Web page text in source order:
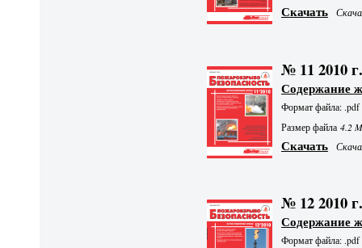
Скачать
№ 11 2010
Содержание
Формат файла: .pdf
Размер файла4.2
Скачать
№ 12 2010
Содержание
Формат файла: .pdf